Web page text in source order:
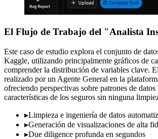
El Flujo de Trabajo del "Analista
Este caso de estudio explora el conjunto de
Kaggle, utilizando principalmente gráficos de
comprender la distribución de variables clave.
realizado por un Agente General en la
ofreciendo perspectivas sobre patrones de
características de los seguros sin ninguna
▸Limpieza e ingeniería de datos
▸Generación de visualizaciones de alta
▸Due diligence profunda en segundos